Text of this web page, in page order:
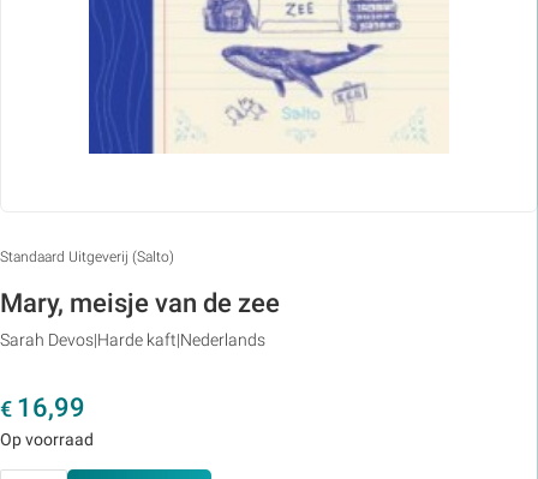
Standaard Uitgeverij (Salto)
Mary, meisje van de zee
Sarah Devos Harde kaft Nederlands
€ 16,99
Op voorraad